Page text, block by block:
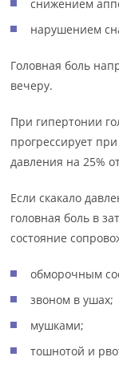
снижением
нарушением
Головная боль
вечеру.
При гипертонии
прогрессирует
давления на 25%
Если скакало
головная боль в
состояние
обморочным
звоном в ушах;
мушками;
тошнотой и